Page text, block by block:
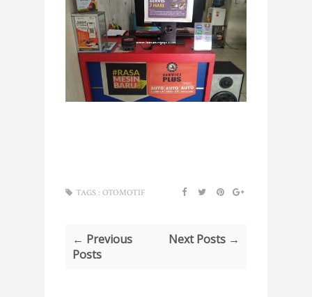
TAGS : OTOMOTIF
← Previous
Posts
Next Posts →